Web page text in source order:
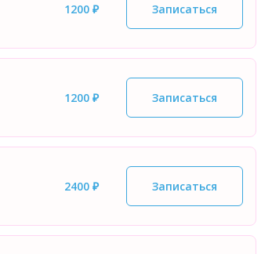
1200 ₽ Записаться
1200 ₽ Записаться
2400 ₽ Записаться